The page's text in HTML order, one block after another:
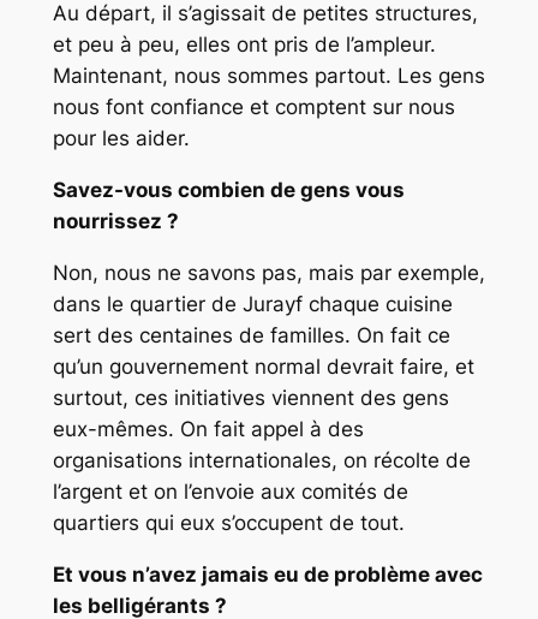
Au départ, il s’agissait de petites structures,
et peu à peu, elles ont pris de l’ampleur.
Maintenant, nous sommes partout. Les gens
nous font confiance et comptent sur nous
pour les aider.
Savez-vous combien de gens vous
nourrissez ?
Non, nous ne savons pas, mais par exemple,
dans le quartier de Jurayf chaque cuisine
sert des centaines de familles. On fait ce
qu’un gouvernement normal devrait faire, et
surtout, ces initiatives viennent des gens
eux-mêmes. On fait appel à des
organisations internationales, on récolte de
l’argent et on l’envoie aux comités de
quartiers qui eux s’occupent de tout.
Et vous n’avez jamais eu de problème avec
les belligérants ?